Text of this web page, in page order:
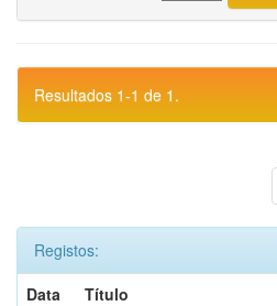
Resultados 1-1 de 1.
Registos:
Data
Título